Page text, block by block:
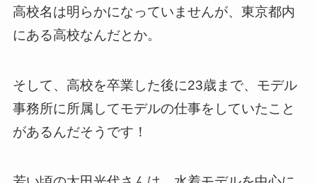
高校名は明らかになっていませんが、東京都内
にある高校なんだとか。
そして、高校を卒業した後に23歳まで、モデル
事務所に所属してモデルの仕事をしていたこと
があるんだそうです！